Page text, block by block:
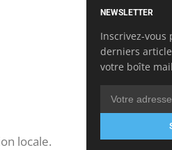
locale.
NEWSLETTER
Inscrivez-vous
derniers
votre boîte